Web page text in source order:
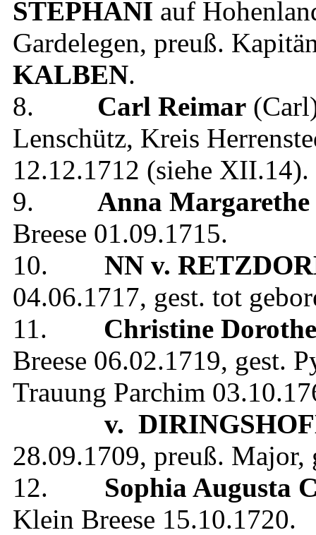
STEPHANI auf
Gardelegen, preuß.
KALBEN.
8. Carl Reimar
Lenschütz, Kreis
12.12.1712 (siehe XII.14).
9. Anna Margarethe
Breese 01.09.1715.
10. NN v.
04.06.1717, gest. tot
11. Christine
Breese 06.02.1719, gest.
Trauung Parchim
v.
28.09.1709, preuß. Major,
12. Sophia Augusta
Klein Breese 15.10.1720.